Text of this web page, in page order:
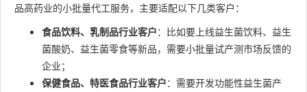
品高药业的小批量代工服务，主要适配以下几类客户：
食品饮料、乳制品行业客户：比如要上线益生菌饮料、益生
菌酸奶、益生菌零食等新品，需要小批量试产测市场反馈的
企业；
保健食品、特医食品行业客户：需要开发功能性益生菌产